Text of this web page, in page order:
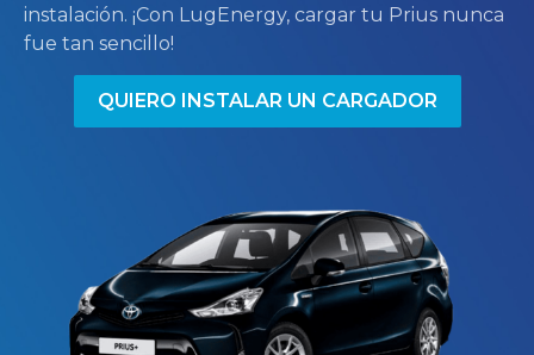
instalación. ¡Con LugEnergy, cargar tu Prius nunca
fue tan sencillo!
QUIERO INSTALAR UN CARGADOR